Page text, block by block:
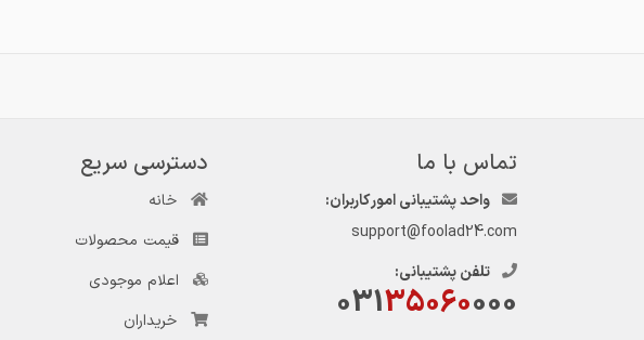
تماس با ما
واحد پشتیبانی امور کاربران:
support@foolad24.com
تلفن پشتیبانی:
03135060000
دسترسی سریع
خانه
قیمت محصولات
اعلام موجودی
خریداران